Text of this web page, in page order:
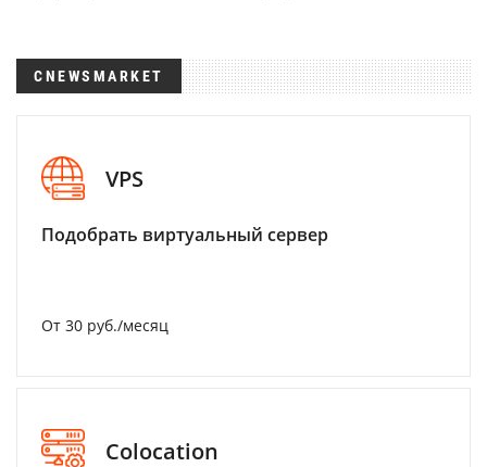
CNEWSMARKET
VPS
Подобрать виртуальный сервер
От 30 руб./месяц
Colocation